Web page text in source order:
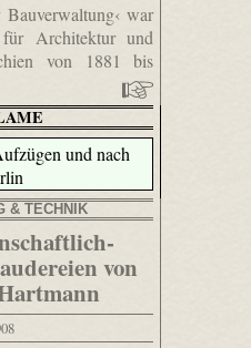
war
für Architektur und
von 1881 bis
& TECHNIK
von